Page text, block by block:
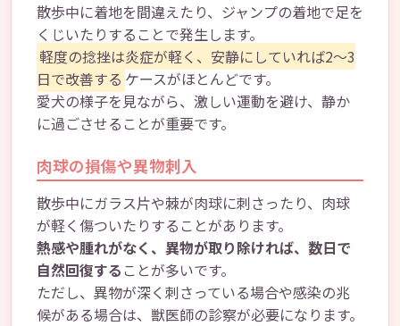
散歩中に着地を間違えたり、ジャンプの着地で足を
くじいたりすることで発生します。
軽度の捻挫は炎症が軽く、安静にしていれば2～3
日で改善する ケースがほとんどです。
愛犬の様子を見ながら、激しい運動を避け、静か
に過ごさせることが重要です。
肉球の損傷や異物刺入
散歩中にガラス片や棘が肉球に刺さったり、肉球
が軽く傷ついたりすることがあります。
熱感や腫れがなく、異物が取り除ければ、数日で
自然回復する ことが多いです。
ただし、異物が深く刺さっている場合や感染の兆
候がある場合は、獣医師の診察が必要になります。